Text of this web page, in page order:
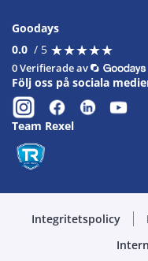
Goodays
0.0 / 5 ★★★★★
★★★★★
0 Verifierade av
Följ oss på sociala
Team Rexel
Integritetspolicy